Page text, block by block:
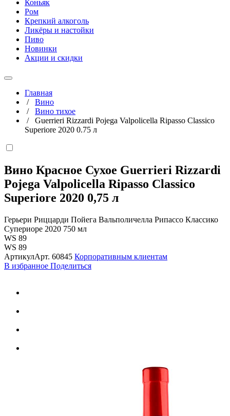
Коньяк
Ром
Крепкий алкоголь
Ликёры и настойки
Пиво
Новинки
Акции и скидки
Главная
/ Вино
/ Вино тихое
/ Guerrieri Rizzardi Pojega Valpolicella Ripasso Classico
Superiore 2020 0.75 л
Вино Красное Сухое Guerrieri Rizzardi
Pojega Valpolicella Ripasso Classico
Superiore 2020 0,75 л
Герьери Риццарди Пойега Вальполичелла Рипассо Классико
Супериоре 2020 750 мл
WS 89
WS 89
АртикулАрт. 60845 Корпоративным клиентам
В избранное Поделиться